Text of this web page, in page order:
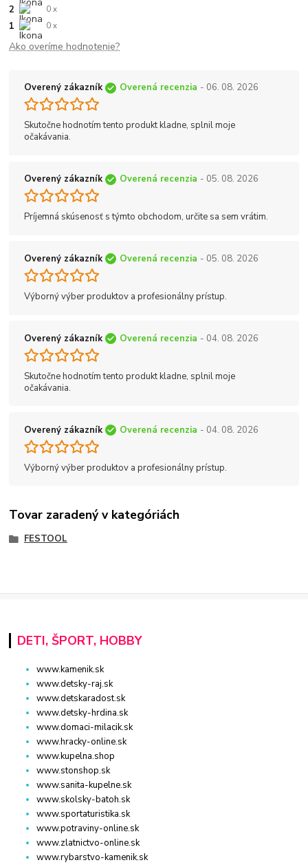
2 0 x
1 0 x
Ako overíme hodnotenie?
Overený zákazník Overená recenzia - 06. 08. 2026
Skutočne hodnotím tento produkt kladne, splnil moje
očakávania.
Overený zákazník Overená recenzia - 05. 08. 2026
Príjemná skúsenosť s týmto obchodom, určite sa sem vrátim.
Overený zákazník Overená recenzia - 05. 08. 2026
Výborný výber produktov a profesionálny prístup.
Overený zákazník Overená recenzia - 04. 08. 2026
Skutočne hodnotím tento produkt kladne, splnil moje
očakávania.
Overený zákazník Overená recenzia - 04. 08. 2026
Výborný výber produktov a profesionálny prístup.
Tovar zaradený v kategóriách
FESTOOL
DETI, ŠPORT, HOBBY
www.kamenik.sk
www.detsky-raj.sk
www.detskaradost.sk
www.detsky-hrdina.sk
www.domaci-milacik.sk
www.hracky-online.sk
www.kupelna.shop
www.stonshop.sk
www.sanita-kupelne.sk
www.skolsky-batoh.sk
www.sportaturistika.sk
www.potraviny-online.sk
www.zlatnictvo-online.sk
www.rybarstvo-kamenik.sk